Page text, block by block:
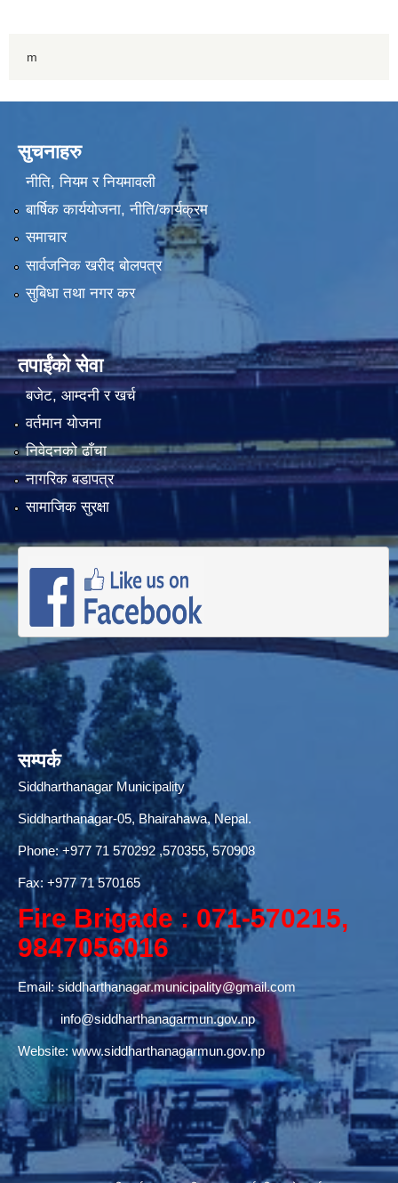
m
सुचनाहरु
नीति, नियम र नियमावली
बार्षिक कार्ययोजना, नीति/कार्यक्रम
समाचार
सार्वजनिक खरीद बोलपत्र
सुबिधा तथा नगर कर
तपाईंको सेवा
बजेट, आम्दनी र खर्च
वर्तमान योजना
निवेदनको ढाँचा
नागरिक बडापत्र
सामाजिक सुरक्षा
सम्पर्क
Siddharthanagar Municipality
Siddharthanagar-05, Bhairahawa, Nepal.
Phone:+977 71 570292,570355, 570908
Fax: +977 71 570165
Fire Brigade : 071-570215,
9847056016
Email:siddharthanagar.municipality@gmail.com
info@siddharthanagarmun.gov.np
Website: www.siddharthanagarmun.gov.np